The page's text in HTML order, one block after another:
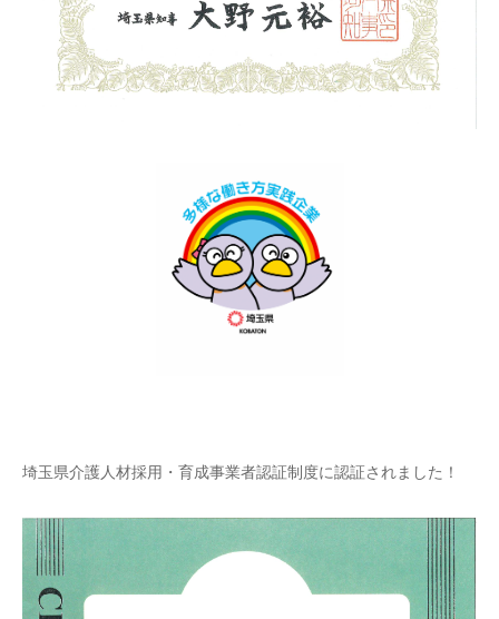
埼玉県介護人材採用・育成事業者認証制度に認証されました！